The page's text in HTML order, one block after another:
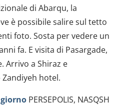
di Abarqu, la
è possibile salire sul tetto
foto. Sosta per vedere un
fa. E visita di Pasargade,
Arrivo a Shiraz e
hotel.
giorno PERSEPOLIS, NASQSH